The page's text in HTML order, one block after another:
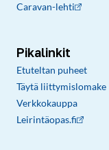
Caravan-lehti
Pikalinkit
Etuteltan puheet
Täytä liittymislomake
Verkkokauppa
Leirintäopas.fi